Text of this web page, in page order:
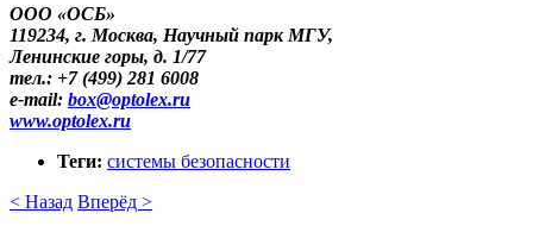
ООО «ОСБ»
119234, г. Москва, Научный парк МГУ,
Ленинские горы, д. 1/77
тел.: +7 (499) 281 6008
e-mail: box​@​optolex.ru
www.optolex.ru
Теги: системы безопасности
< Назад Вперёд >